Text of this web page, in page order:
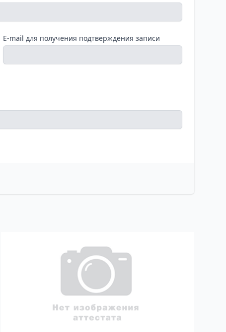
E-mail для получения подтверждения записи